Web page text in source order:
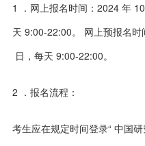
1 ．网上报名时间：2024 年
天 9:00-22:00。 网上预报名
日，每天 9:00-22:00。
2 ．报名流程：
考生应在规定时间登录“ 中国